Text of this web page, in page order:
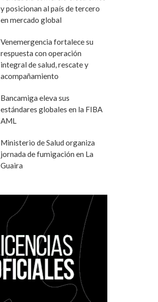
y posicionan al país de tercero
en mercado global
Venemergencia fortalece su
respuesta con operación
integral de salud, rescate y
acompañamiento
Bancamiga eleva sus
estándares globales en la FIBA
AML
Ministerio de Salud organiza
jornada de fumigación en La
Guaira